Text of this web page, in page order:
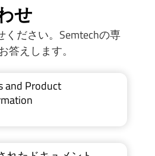
せ
ください。Semtechの専
答えします。
and Product